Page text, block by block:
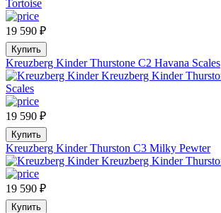
19 590 ₽
Купить
Kreuzberg Kinder Thurstone C2 Havana Scales
19 590 ₽
Купить
Kreuzberg Kinder Thurston C3 Milky Pewter
19 590 ₽
Купить